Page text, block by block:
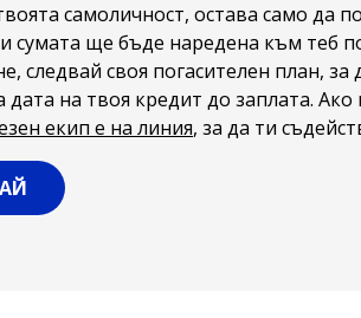
самоличност, остава само да
сумата ще бъде наредена към теб
следвай своя погасителен план, за
дата на твоя кредит до заплата.
екип е на линия, за да ти